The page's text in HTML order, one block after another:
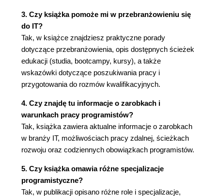
oprogramowanie?
Testy integracyjne
Testy systemowe
Testy akceptacyjne
Testy regresyjne
Testy wydajnościowe
Rozdział 2. Branża IT
Programiści piechota branży IT
Tester/Quality Assurance Engineer (QA)
Projektant UI
Specjalista UX
Administrator
DevOps
3. Czy książka pomoże mi w przebranżowieniu się
do IT?
Tak, w książce znajdziesz praktyczne porady
dotyczące przebranżowienia, opis dostępnych ścieżek
edukacji (studia, bootcampy, kursy), a także
wskazówki dotyczące poszukiwania pracy i
przygotowania do rozmów kwalifikacyjnych.
4. Czy znajdę tu informacje o zarobkach i
warunkach pracy programistów?
Tak, książka zawiera aktualne informacje o zarobkach
w branży IT, możliwościach pracy zdalnej, ścieżkach
rozwoju oraz codziennych obowiązkach programistów.
5. Czy książka omawia różne specjalizacje
programistyczne?
Tak, w publikacji opisano różne role i specjalizacje,